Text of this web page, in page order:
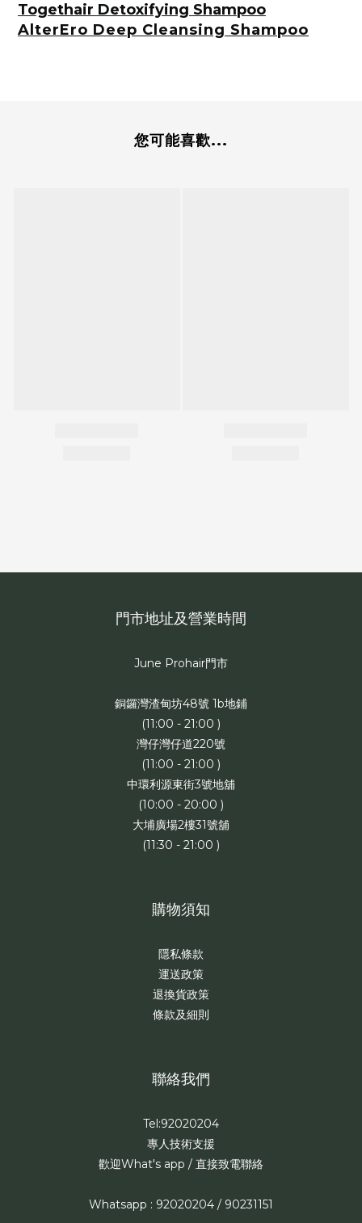
Togethair Detoxifying Shampoo
AlterEro Deep Cleansing Shampoo
您可能喜歡...
門市地址及營業時間
June Prohair門市
銅鑼灣渣甸坊48號 1b地鋪
(11:00 - 21:00 )
灣仔灣仔道220號
(11:00 - 21:00 )
中環利源東街3號地舖
(10:00 - 20:00 )
大埔廣場2樓31號舖
(11:30 - 21:00 )
購物須知
隱私條款
運送政策
退換貨政策
條款及細則
聯絡我們
Tel:92020204
專人技術支援
歡迎What's app / 直接致電聯絡
Whatsapp : 92020204 / 90231151